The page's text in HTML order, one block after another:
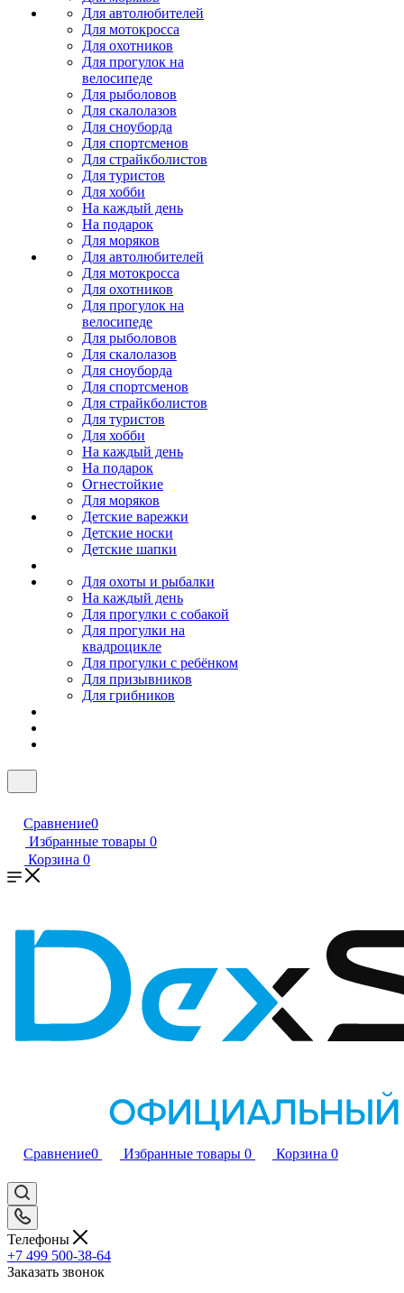
Для автолюбителей
Для мотокросса
Для охотников
Для прогулок на
велосипеде
Для рыболовов
Для скалолазов
Для сноуборда
Для спортсменов
Для страйкболистов
Для туристов
Для хобби
На каждый день
На подарок
Для моряков
Для автолюбителей
Для мотокросса
Для охотников
Для прогулок на
велосипеде
Для рыболовов
Для скалолазов
Для сноуборда
Для спортсменов
Для страйкболистов
Для туристов
Для хобби
На каждый день
На подарок
Огнестойкие
Для моряков
Детские варежки
Детские носки
Детские шапки
Для охоты и рыбалки
На каждый день
Для прогулки с собакой
Для прогулки на
квадроцикле
Для прогулки с ребёнком
Для призывников
Для грибников
Сравнение0
Избранные товары 0
Корзина 0
Сравнение0 Избранные товары 0 Корзина 0
Телефоны
+7 499 500-38-64
Заказать звонок